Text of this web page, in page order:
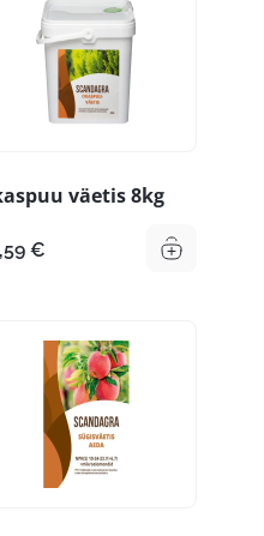
väetis 8kg
€